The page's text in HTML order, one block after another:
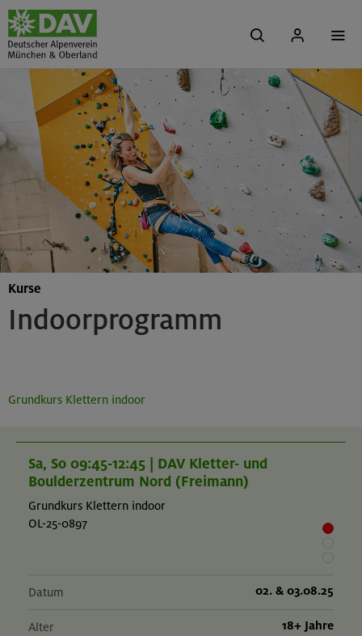
Indoorprogramm
Kurse
Grundkurs Klettern indoor
Sa, So 09:45-12:45 | DAV Kletter- und
Boulderzentrum Nord (Freimann)
Grundkurs Klettern indoor
OL-25-0897
Datum 02. & 03.08.25
Alter 18+ Jahre